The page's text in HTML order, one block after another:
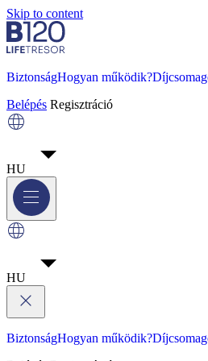
Skip to content
BiztonságHogyan működik?
Belépés Regisztráció
HU
HU
BiztonságHogyan működik?